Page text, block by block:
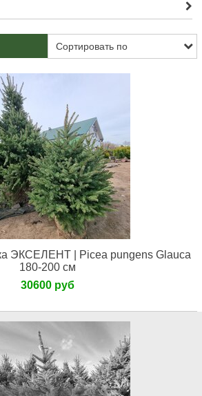
ЭКСЕЛЕНТ | Picea pungens Glauca
180-200 см
30600 руб